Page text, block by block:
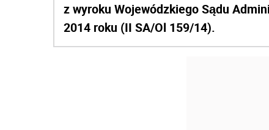
z wyroku Wojewódzkiego Sądu
2014 roku (II SA/Ol 159/14).